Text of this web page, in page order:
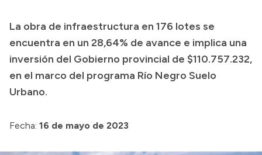
La obra de infraestructura en 176 lotes se
encuentra en un 28,64% de avance e implica una
inversión del Gobierno provincial de $110.757.232,
en el marco del programa Río Negro Suelo
Urbano.
Fecha: 16 de mayo de 2023